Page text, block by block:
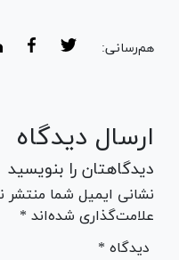
هم‌رسانی:
ارسال دیدگاه
دیدگاهتان را بنویسید
نشانی ایمیل شما
علامت‌گذاری شده‌اند *
* دیدگاه